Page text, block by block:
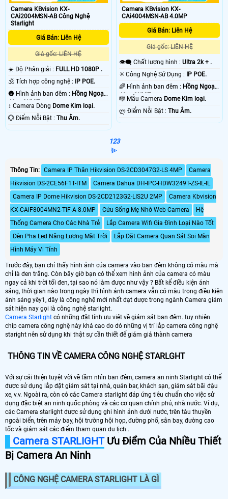
Camera KBvision KX-
CAi2004MSN-AB Công Nghệ
Starlight
Giá Bán: Liên Hệ
Giá gốc: LIÊN HỆ
☀️ Độ Phân giải : FULL HD 1080P .
🕉️ Tích hợp công nghệ :
IP POE.
🌚 Hình ảnh ban đêm : Hồng Ngoại
40m ONVIF.
↕️ Camera Dòng Dome Kim loại.
️💮 Điểm Nỗi Bật : Thu Âm.
Camera KBvision KX-
CAi4004MSN-AB 4.0MP
Giá Bán: Liên Hệ
Giá gốc: LIÊN HỆ
👁️‍🗨 Chất lượng hình :Ultra 2k + .
✳️ Công Nghệ Sử Dụng : IP POE.
🌈 Hình ảnh ban đêm : Hồng Ngoại
40m ONVIF.
🎼️ Mẫu Camera Dome Kim loại.
️ლ Điểm Nỗi Bật :Thu Âm.
123
⫸
Thông Tin: Camera IP Thân Hikvision DS-2CD3047G2-LS 4MP
Camera
Hikvision DS-2CE56F1T-ITM
Camera Dahua DH-IPC-HDW3249T-ZS-IL-IL
Camera IP Dome Hikvision DS-2CD2123G2-LIS2U 2MP
Camera Kbvision
KX-CAiF8004MN2-TiF-A 8.0MP
Cứu Sống Mẹ Nhờ Web Camera
Hệ
Thống Camera Cho Các Nhà Trẻ
Lắp Camera Wifi Gia Đình Loại Nào Tốt
Đèn Pha Led Năng Lượng Mặt Trời
Lắp Đặt Camera Quan Sát Soi Màn
Hình Máy Vi Tính
Trước đây, bạn chỉ thấy hình ảnh của camera vào ban đêm không có màu mà
chỉ là đen trắng. Còn bây giờ bạn có thể xem hình ảnh của camera có màu
ngay cả khi trời tối đen, tại sao nó làm được như vậy ? Bất kể điều kiện ánh
sáng, thời gian nào trong ngày thì hình ảnh camera vẫn có màu trong điều kiện
ánh sáng yêy1, đây là công nghệ mới nhất đạt được trong ngành Camera giám
sát hiện nay gọi là công nghệ starlight.
Camera Starlight có những đặt tính ưu việt về giám sát ban đêm. tuy nhiên
chip camera công nghệ này khá cao do đó những vị trí lắp camera công nghệ
staright nên sử dụng khi thật sự cần thiết để giám giá thành camera
THÔNG TIN VỀ CAMERA CÔNG NGHỆ STARLGHT
Với sự cải thiện tuyệt vời về tầm nhìn ban đêm, camera an ninh Starlight có thể
được sử dụng lắp đặt giám sát tại nhà, quán bar, khách sạn, giám sát bãi đậu
xe, v.v. Ngoài ra, còn có các Camera starlight đáp ứng tiêu chuẩn cho việc sử
dụng đặc biệt an ninh quốc phòng và các cơ quan chính phủ, nhà nước. Ví dụ,
các Camera starlight được sử dụng ghi hình ảnh dưới nước, trên tàu thuyền
ngoài biển, trên máy bay, hội trường hội họp, đường phố, sân bay, đường cao
tốc và giám sát các điểm tham quan du lịch..
Camera STARLIGHTƯu Điểm Của Nhiều Thiết
Bị Camera An Ninh
CÔNG NGHỆ CAMERA STARLIGHT LÀ GÌ